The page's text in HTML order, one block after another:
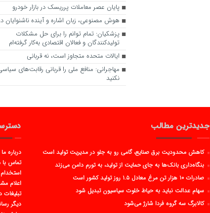
پایان عصر معاملات پرریسک در بازار خودرو
هوش مصنوعی، زبان اشاره و آینده ناشنوایان
پزشکیان: تمام توانم را برای حل مشکلات
تولیدکنندگان و فعالان اقتصادی به‌کار گرفته‌ام
ایالات متحده متجاوز است، نه قربانی
مهاجرانی: منافع ملی را قربانی رقابت‌های
نکنید
جدیدترین مطالب
کاهش محدودیت برق صنایع، گامی رو به جلو در مدیریت تولید است
بنگاه‌داری بانک‌ها به جای حمایت از تولید، به تورم دامن می‌زند
صادرات ۱۰ هزار تن مرغ معادل ۱.۵ روز تولید کشور است
سهام عدالت نباید به حیاط خلوت سیاسیون تبدیل شود
کالابرگ سه گروه فردا شارژ می‌شود
درباره ما
تماس با
استخدام
اعلام
دیگر